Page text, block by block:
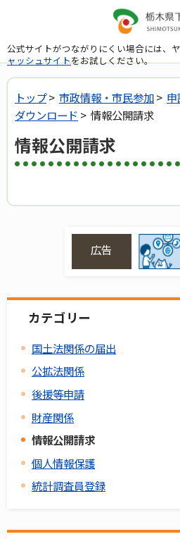
公式サイトがつながりにくい場合には、
ャッシュサイトをお試しください。
トップ> 市政情報・市民参加>
ダウンロード > 情報公開請求
情報公開請求
広告
カテゴリー
国土法関係の届出
公拡法関係
後援等申請
財産関係
情報公開請求
個人情報保護
統計調査員登録